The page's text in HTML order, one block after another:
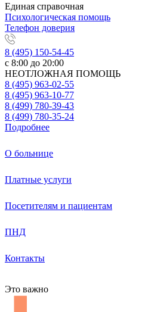
Единая справочная
Психологическая помощь
Телефон доверия
8 (495) 150-54-45
с 8:00 до 20:00
НЕОТЛОЖНАЯ ПОМОЩЬ
8 (495) 963-02-55
8 (495) 963-10-77
8 (499) 780-39-43
8 (499) 780-35-24
Подробнее
О больнице
Платные услуги
Посетителям и пациентам
ПНД
Контакты
Это важно